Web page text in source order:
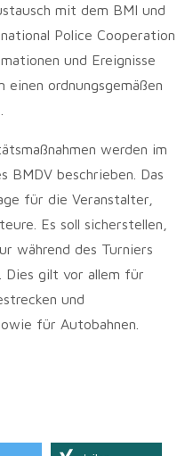
mit dem BMI und
Police Cooperation
und Ereignisse
einen ordnungsgemäßen
werden im
BMDV beschrieben. Das
für die Veranstalter,
Es soll sicherstellen,
während des Turniers
Dies gilt vor allem für
und
für Autobahnen.